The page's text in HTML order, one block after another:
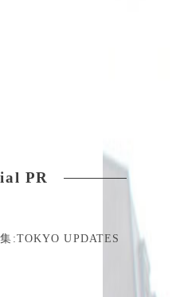
PR
:TOKYO UPDATES